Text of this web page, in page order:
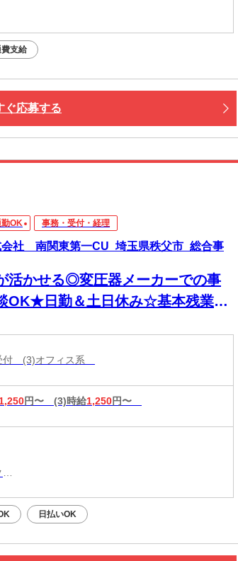
支給
ぐ応募する
OK 事務・受付・経理
会社 南関東第一CU_埼玉県秩父市_総合事
活かせる◎変圧器メーカーでの事
OK★日勤＆土日休み☆基本残業な
付 (3)オフィス系
円〜 (3)時給1,250円〜
OK
日払いOK